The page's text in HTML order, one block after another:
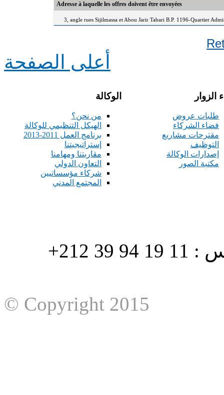
Adresse à laquelle les offres doivent être envoyées
3, angle rues Sijilmassa et Abou Jarir Tabari B.P. 1196-Quartier
أعلى الصفحة
الوكالة
من نحن؟
الهيكل التنظيمي للوكالة
برنامج العمل 2011-2013
إستراتيجيتنا
مقاربتنا ومهامنا
التعاون الدولي
شركاء مؤسساتيين
المجتمع المدني
الزوار
طلبات عروض
فضاء الشركاء
مقترحات مشاريع
التوظيف
إصدارات الوكالة
مكتبة الصور
هاتف : 90/88 32 94 39 212+ فاكس : 11 19 94 39 212+
© Copyright 2015